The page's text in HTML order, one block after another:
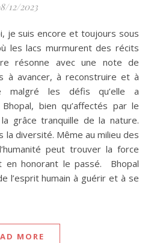
12/2023
les lacs murmurent des récits
résonne avec une note de
à avancer, à reconstruire et à
malgré les défis qu’elle a
bien qu’affectés par le
grâce tranquille de la nature.
la diversité. Même au milieu des
peut trouver la force
en honorant le passé. Bhopal
l’esprit humain à guérir et à se
MORE